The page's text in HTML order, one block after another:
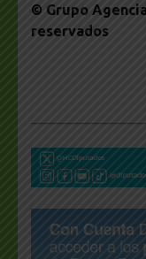
© Grupo
reservados